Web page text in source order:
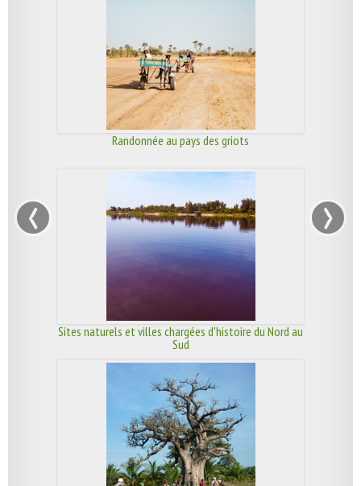
Randonnée au pays des griots
Sites naturels et villes chargées d'histoire du Nord au
Sud
‹ ›